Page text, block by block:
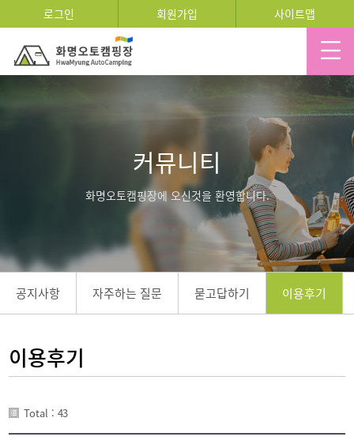
로그인 회원가입 사이트맵
커뮤니티
화명오토캠핑장에 오신것을 환영합니다.
공지사항 자주하는 질문 묻고답하기 이용후기
이용후기
Total : 43